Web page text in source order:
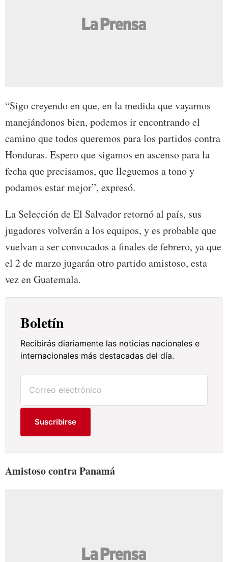
“Sigo creyendo en que, en la medida que vayamos
manejándonos bien, podemos ir encontrando el
camino que todos queremos para los partidos contra
Honduras. Espero que sigamos en ascenso para la
fecha que precisamos, que lleguemos a tono y
podamos estar mejor”, expresó.
La Selección de El Salvador retornó al país, sus
jugadores volverán a los equipos, y es probable que
vuelvan a ser convocados a finales de febrero, ya que
el 2 de marzo jugarán otro partido amistoso, esta
vez en Guatemala.
Boletín
Recibirás diariamente las noticias nacionales e
internacionales más destacadas del día.
Suscribirse
Amistoso contra Panamá